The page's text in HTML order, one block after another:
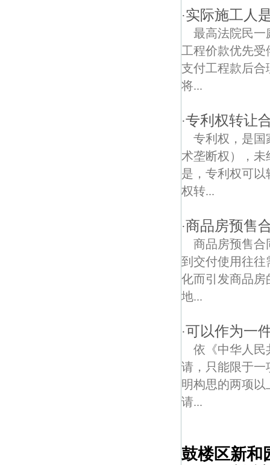
·实际施工人
最高法院民一
工程价款优先
支付工程款后合
将...
·专利权转让
专利权，是国
术垄断权），
是，专利权可
权转...
·商品房预售
商品房预售合
到交付使用往往
化而引发商品房
地...
·可以作为一
依《中华人民
请，只能限于一
明构思的两项
请...
鼓楼区新和